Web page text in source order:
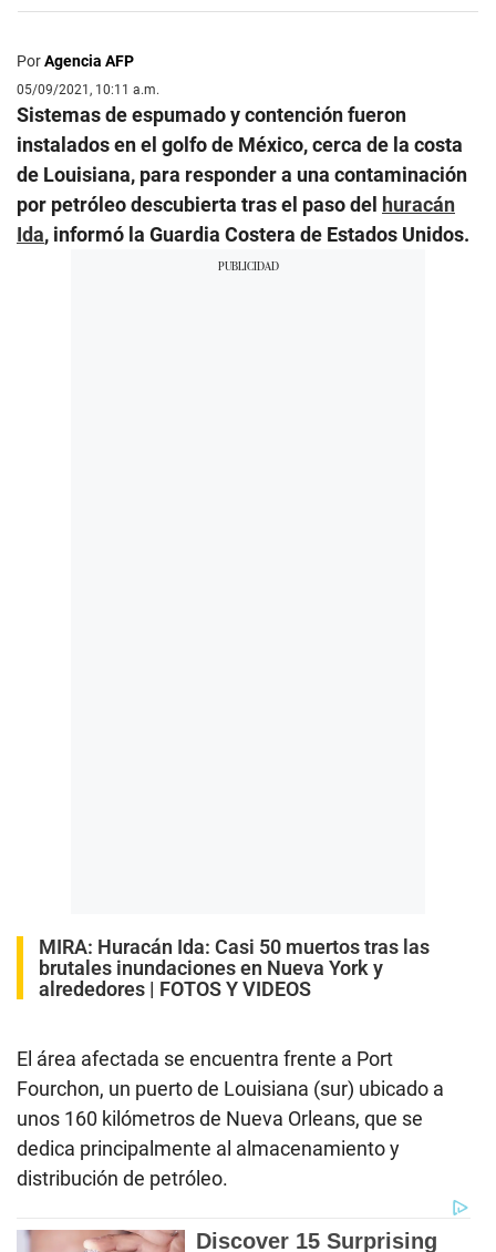
PorAgencia AFP
05/09/2021, 10:11 a.m.
Sistemas de espumado y contención fueron
instalados en el golfo de México, cerca de la costa
de Louisiana, para responder a una contaminación
por petróleo descubierta tras el paso del huracán
Ida, informó la Guardia Costera de Estados Unidos.
MIRA: Huracán Ida: Casi 50 muertos tras las
brutales inundaciones en Nueva York y
alrededores | FOTOS Y VIDEOS
El área afectada se encuentra frente a Port
Fourchon, un puerto de Louisiana (sur) ubicado a
unos 160 kilómetros de Nueva Orleans, que se
dedica principalmente al almacenamiento y
distribución de petróleo.